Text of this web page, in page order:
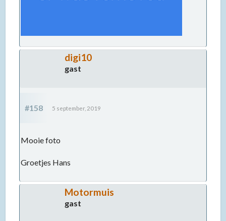
digi10
gast
#158 5 september, 2019
Mooie foto
Groetjes Hans
Motormuis
gast